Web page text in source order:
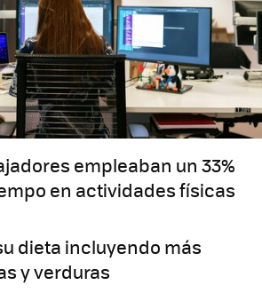
empleaban un 33%
en actividades físicas
dieta incluyendo más
y verduras